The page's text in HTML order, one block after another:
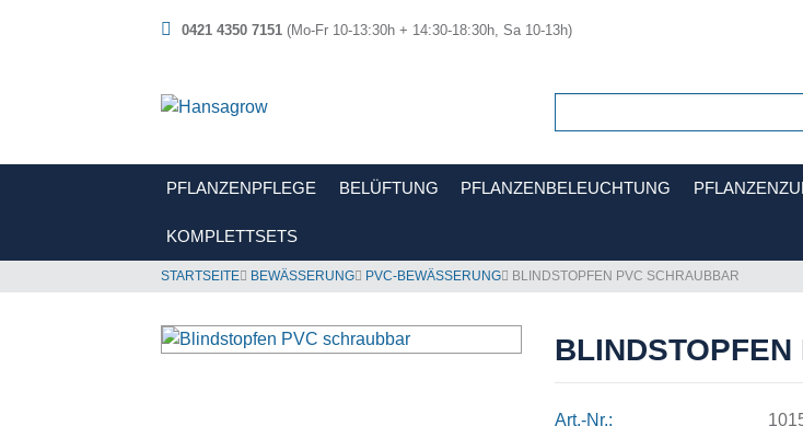
0421 4350 7151 (Mo-Fr 10-13:30h + 14:30-18:30h, Sa 10-13h)
PFLANZENPFLEGE BELÜFTUNG PFLANZENBELEUCHTUNG
KOMPLETTSETS
STARTSEITE BEWÄSSERUNG PVC-BEWÄSSERUNG BLINDSTOPFEN PVC SCHRAUBBAR
Art.-Nr.